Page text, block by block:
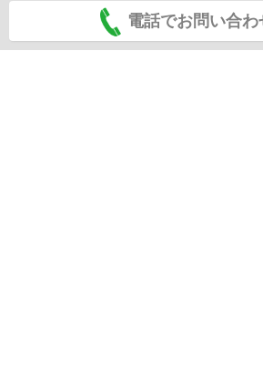
電話でお問い合わ